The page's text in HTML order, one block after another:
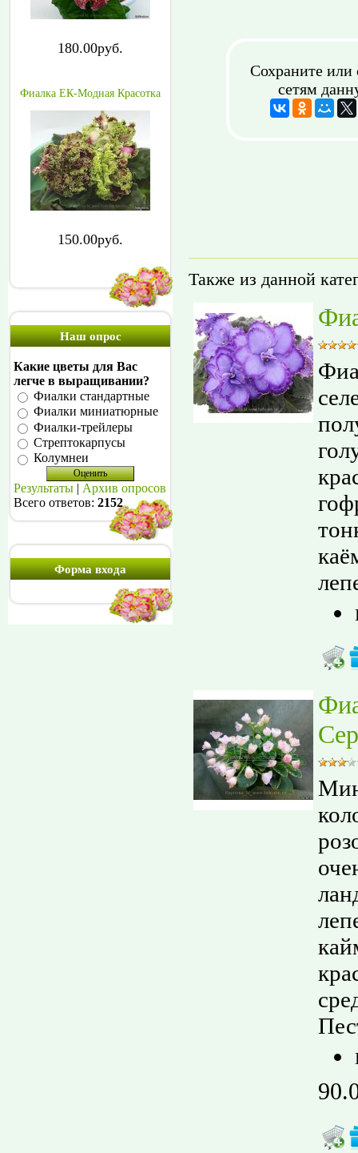
180.00руб.
Фиалка ЕК-Модная Красотка
150.00руб.
Наш опрос
Какие цветы для Вас
легче в выращивании?
Фиалки стандартные
Фиалки миниатюрные
Фиалки-трейлеры
Стрептокарпусы
Колумнеи
Результаты
Архив опросов
Всего ответов: 2152
Форма входа
Сохраните или
сетям
Также из данной